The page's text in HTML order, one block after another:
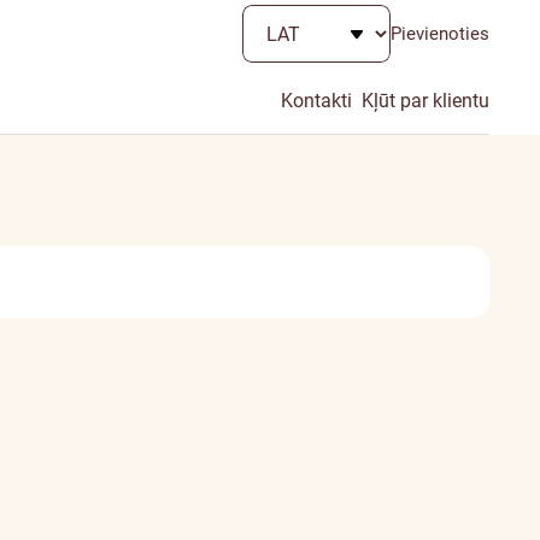
Pievienoties
Kontakti Kļūt par klientu